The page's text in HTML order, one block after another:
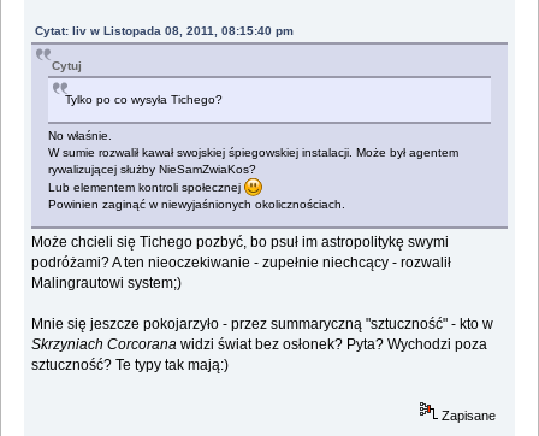
Cytat: liv w Listopada 08, 2011, 08:15:40 pm
Cytuj
Tylko po co wysyła Tichego?
No właśnie.
W sumie rozwalił kawał swojskiej śpiegowskiej instalacji. Może był agentem
rywalizującej służby NieSamZwiaKos?
Lub elementem kontroli społecznej
Powinien zaginąć w niewyjaśnionych okolicznościach.
Może chcieli się Tichego pozbyć, bo psuł im astropolitykę swymi
podróżami? A ten nieoczekiwanie - zupełnie niechcący - rozwalił
Malingrautowi system;)
Mnie się jeszcze pokojarzyło - przez summaryczną "sztuczność" - kto w
Skrzyniach Corcoranawidzi świat bez osłonek? Pyta? Wychodzi poza
sztuczność? Te typy tak mają:)
Zapisane